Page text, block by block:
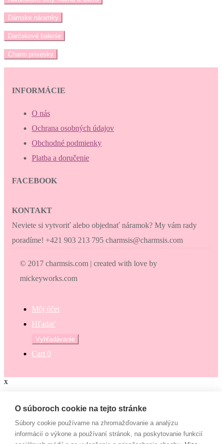
Dámske náramky
Darčekové balenie
Charm prívesky
INFORMÁCIE
O nás
Ochrana osobných údajov
Obchodné podmienky
Platba a doručenie
FACEBOOK
KONTAKT
Neviete si vytvoriť alebo objednať náramok? My vám rady
poradíme! +421 903 213 795 charmsis@charmsis.com
© 2017 charmsis.com | created with love by
mickeyworks.com
Môj účet
Hľadať
Hľadať:
Vyhľadávanie
Cart 0
x
Zaokrúhli svoj nákup
Zaokrúhli svoj nákup a prispej na dobrú vec. Občianske združenie
Mamy v pohybe pomáha osamelým mamám, ktoré nemajú to šťastie
O súboroch cookie na tejto stránke
Súbory cookie používame na zhromažďovanie a analýzu
informácií o výkone a používaní stránok, na poskytovanie funkcií